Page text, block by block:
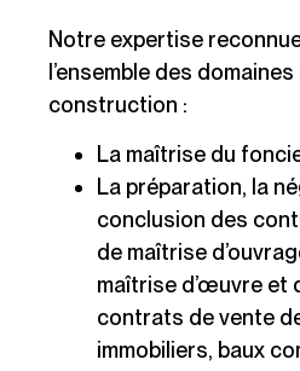
Notre expertise
l’ensemble des
construction :
La maîtrise du
La préparation, la
conclusion des
de maîtrise
maîtrise d’œuvre et
contrats de vente
immobiliers, baux